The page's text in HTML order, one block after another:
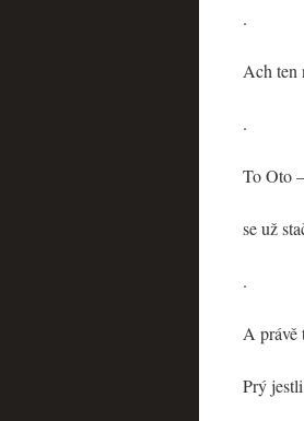
.
Ach ten
.
To Oto
se už
.
A právě
Prý